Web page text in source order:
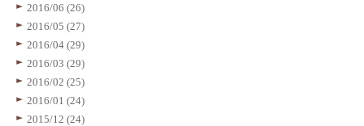
2016/06 (26)
2016/05 (27)
2016/04 (29)
2016/03 (29)
2016/02 (25)
2016/01 (24)
2015/12 (24)